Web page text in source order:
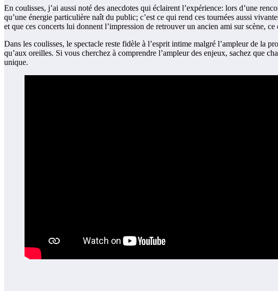
En coulisses, j’ai aussi noté des anecdotes qui éclairent l’expérience: lors d’une
qu’une énergie particulière naît du public; c’est ce qui rend ces tournées aussi
et que ces concerts lui donnent l’impression de retrouver un ancien ami sur scène,
Dans les coulisses, le spectacle reste fidèle à l’esprit intime malgré l’ampleur de la
qu’aux oreilles. Si vous cherchez à comprendre l’ampleur des enjeux, sachez que
unique.